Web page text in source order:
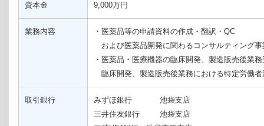
資本金 9,000万円
業務内容
・医薬品等の申請資料の作成・翻訳・QC
および医薬品開発に関わるコンサルティング事
・医薬品・医療機器の臨床開発、製造販売後業
臨床開発、製造販売後業務における特定労働者
取引銀行
みずほ銀行 池袋支店
三井住友銀行 池袋支店